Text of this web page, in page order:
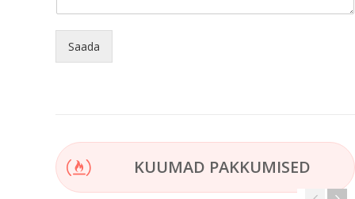
Saada
KUUMAD PAKKUMISED